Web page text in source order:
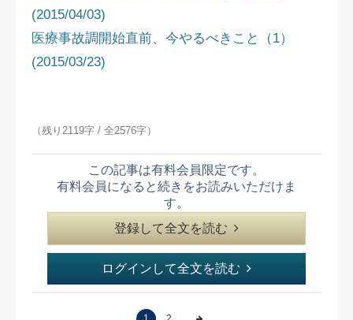
(2015/04/03)
医療事故調開始直前、今やるべきこと（1）
(2015/03/23)
（残り2119字 / 全2576字）
この記事は有料会員限定です。
有料会員になると続きをお読みいただけま
す。
登録して全文を読む
ログインして全文を読む